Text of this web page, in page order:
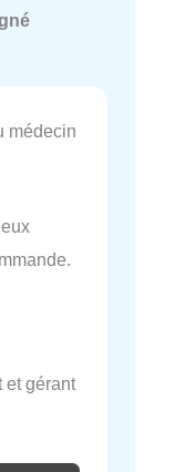
médecin
et gérant